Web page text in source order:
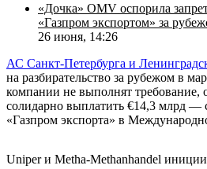
«Дочка» OMV оспорила
«Газпром экспортом» за
26 июня, 14:26
АС Санкт-Петербурга и
на разбирательство за рубежом в
компании не выполнят требование,
солидарно выплатить €14,3 млрд —
«Газпром экспорта» в
Uniper и Metha-Methanhandel